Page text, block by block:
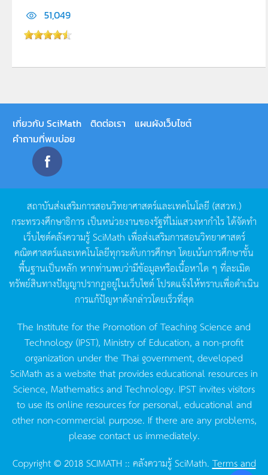
51,049
เกี่ยวกับ SciMath ติดต่อเรา
แผนผังเว็บไซต์
คำถามที่พบบ่อย
สถาบันส่งเสริมการสอนวิทยาศาสตร์และเทคโนโลยี (สสวท.)
กระทรวงศึกษาธิการ เป็นหน่วยงานของรัฐที่ไม่แสวงหากำไรได้จัดทำ
เว็บไซต์คลังความรู้SciMath เพื่อส่งเสริมการสอนวิทยาศาสตร์
คณิตศาสตร์และเทคโนโลยีทุกระดับการศึกษา โดยเน้นการศึกษาขั้น
พื้นฐานเป็นหลัก หากท่านพบว่ามีข้อมูลหรือเนื้อหาใด ๆ ที่ละเมิด
ทรัพย์สินทางปัญญาปรากฏอยู่ในเว็บไซต์โปรดแจ้งให้ทราบเพื่อดำเนิน
การแก้ปัญหาดังกล่าวโดยเร็วที่สุด
The Institute for the Promotion of Teaching Science and
Technology (IPST), Ministry of Education, a non-profit
organization under the Thai government, developed
SciMath as a website that provides educational resources in
Science, Mathematics and Technology. IPST invites visitors
to use its online resources for personal, educational and
other non-commercial purpose. If there are any problems,
please contact us immediately.
Copyright © 2018 SCIMATH :: คลังความรู้ SciMath.Terms and